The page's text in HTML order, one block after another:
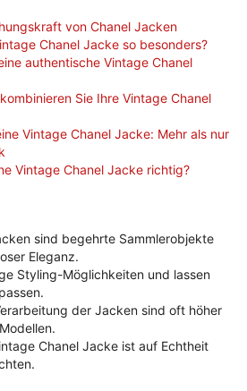
von Chanel Jacken
Chanel Jacke so besonders?
authentische Vintage Chanel
Sie Ihre Vintage Chanel
Vintage Chanel Jacke: Mehr als nur
Vintage Chanel Jacke richtig?
sind begehrte Sammlerobjekte
Eleganz.
Styling-Möglichkeiten und lassen
der Jacken sind oft höher
Chanel Jacke ist auf Echtheit